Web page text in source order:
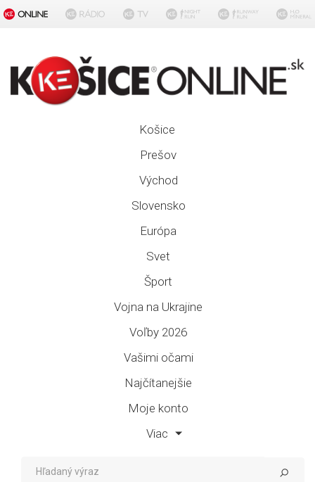
Košice
Prešov
Východ
Slovensko
Európa
Svet
Šport
Vojna na Ukrajine
Voľby 2026
Vašimi očami
Najčítanejšie
Moje konto
Viac